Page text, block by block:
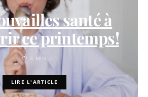
santé à
ce printemps!
3 MIN
LIRE L'ARTICLE